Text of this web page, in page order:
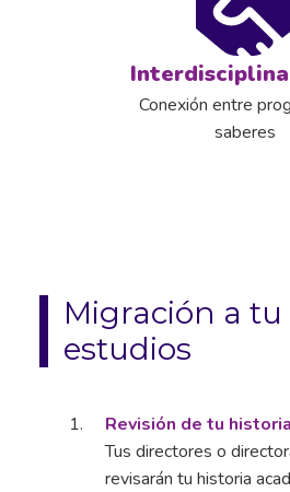
Conexión entre
saberes
Migración a
estudios
Revisión de tu
Tus directores o
revisarán tu historia